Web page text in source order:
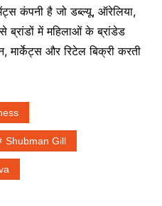
कंपनी है जो डब्ल्यू, ऑरेलिया,
में महिलाओं के ब्रांडेड
मार्केट्स और रिटेल बिक्री करती
Shubman Gill